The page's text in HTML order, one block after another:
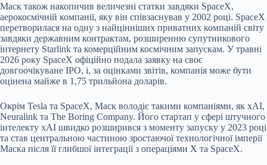
Маск також накопичив величезні статки завдяки SpaceX,
аерокосмічній компанії, яку він співзаснував у 2002 році. SpaceX
перетворилася на одну з найцінніших приватних компаній світу
завдяки державним контрактам, розширенню супутникового
інтернету Starlink та комерційним космічним запускам. У травні
2026 року SpaceX офіційно подала заявку на своє
довгоочікуване IPO, і, за оцінками звітів, компанія може бути
оцінена майже в 1,75 трильйона доларів.
Окрім Tesla та SpaceX, Маск володіє такими компаніями, як xAI,
Neuralink та The Boring Company. Його стартап у сфері штучного
інтелекту xAI швидко розширився з моменту запуску у 2023 році
та став центральною частиною зростаючої технологічної імперії
Маска після її глибшої інтеграції з операціями X та SpaceX.